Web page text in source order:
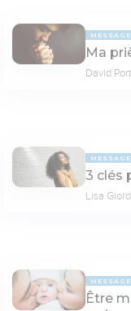
Ma
David
3 clés
Lisa
Être